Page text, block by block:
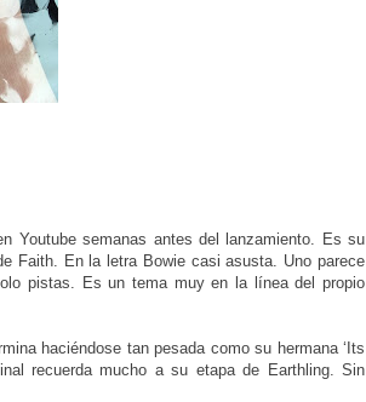
Youtube semanas antes del lanzamiento. Es su
Faith. En la letra Bowie casi asusta. Uno parece
pistas. Es un tema muy en la línea del propio
haciéndose tan pesada como su hermana ‘Its
recuerda mucho a su etapa de Earthling. Sin